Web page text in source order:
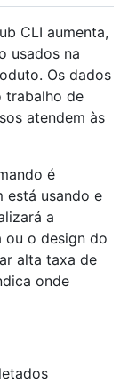
CLI aumenta,
usados ​​na
Os dados
trabalho de
atendem às
é
está usando e
a
ou o design do
alta taxa de
onde